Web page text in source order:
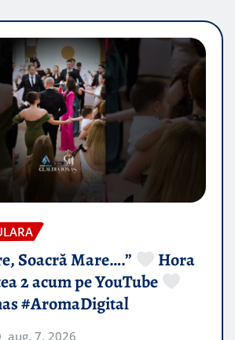
Soacră Mare….”
Hora
2 acum pe YouTube
#AromaDigital
aug. 7, 2026